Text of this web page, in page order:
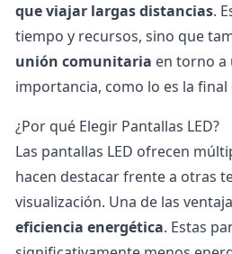
que viajar largas distancias.
tiempo y recursos, sino que
unión comunitaria en torno a
importancia, como lo es la
¿Por qué Elegir Pantallas LED?
Las pantallas LED ofrecen
hacen destacar frente a otras
visualización. Una de las
eficiencia energética. Estas